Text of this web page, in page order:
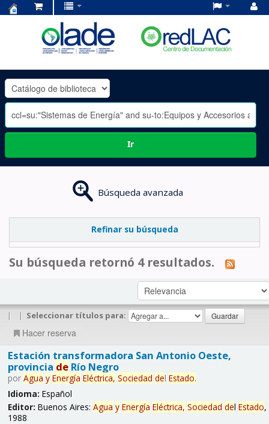
OLADE
-
Ir
Búsqueda avanzada
Refinar su búsqueda
Su búsqueda retornó 4 resultados.
| | Seleccionar títulos para:
Hacer reserva
Estación transformadora San Antonio Oeste,
provincia deRío Negro
por Agua y Energía Eléctrica, Sociedad del Estado.
Idioma: Español
Editor: Buenos Aires: Agua y Energía Eléctrica, Sociedad del Estado,
1988